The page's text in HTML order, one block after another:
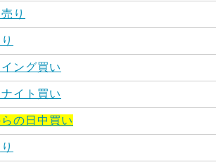
り
ング買い
イト買い
の日中買い